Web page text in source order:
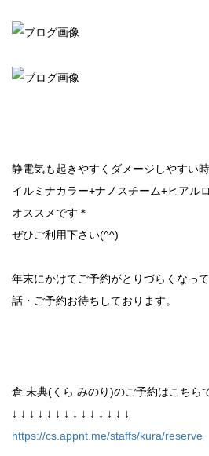
静電気も起きやすくダメージしやすい
イルミナカラー+ナノスチーム+ヒア
オススメです＊
ぜひご利用下さい(^^)
年末にかけてご予約がとりづらくなっ
話・ご予約お待ちしております。
倉 未典(くら みのり)のご予約はこちら
↓ ↓ ↓ ↓ ↓ ↓ ↓ ↓ ↓ ↓ ↓ ↓ ↓ ↓
https://cs.appnt.me/staffs/kura/reserve